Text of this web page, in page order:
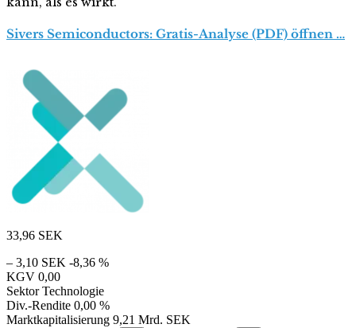
Sivers Semiconductors: Gratis-Analyse (PDF) öffnen …
33,96 SEK
– 3,10 SEK -8,36 %
KGV 0,00
Sektor Technologie
Div.-Rendite 0,00 %
Marktkapitalisierung 9,21 Mrd. SEK